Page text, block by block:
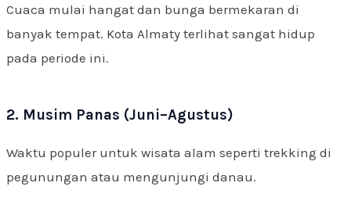
Cuaca mulai hangat dan bunga bermekaran di
banyak tempat. Kota Almaty terlihat sangat hidup
pada periode ini.
2. Musim Panas (Juni–Agustus)
Waktu populer untuk wisata alam seperti trekking di
pegunungan atau mengunjungi danau.